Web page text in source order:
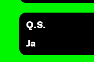
Q.S.
Ja